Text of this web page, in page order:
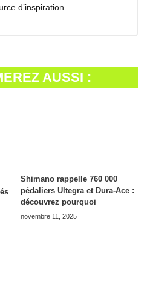
d’inspiration.
AUSSI :
Shimano rappelle 760 000
pédaliers Ultegra et Dura-Ace :
découvrez pourquoi
novembre 11, 2025